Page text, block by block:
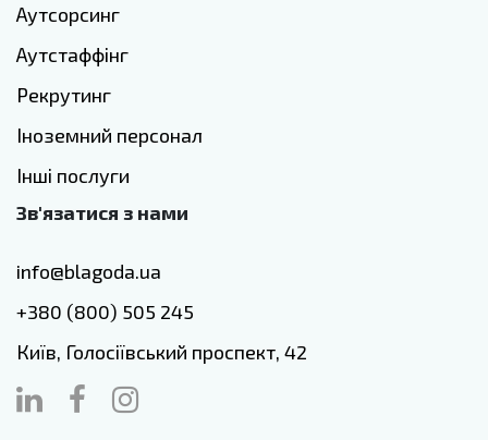
Аутсорсинг
Аутстаффінг
Рекрутинг
Іноземний персонал
Інші послуги
Зв'язатися з нами
info@blagoda.ua
+380 (800) 505 245
Київ, Голосіївський проспект, 42